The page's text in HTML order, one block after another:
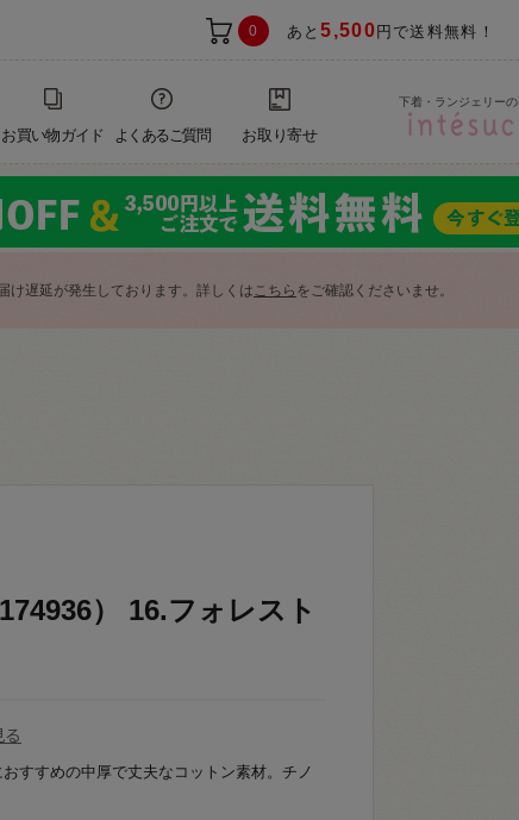
0 あと5,500 円で送料無料！
お買い物ガイド よくあるご質問 お取り寄せ
下着・ランジェリー
け遅延が発生しております。詳しくはこちら をご確認くださいませ。
） 16.フォレスト
すすめの中厚で丈夫なコットン素材。チノ